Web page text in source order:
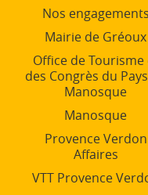
Nos engagements
Mairie de Gréoux
Office de Tourisme
des Congrès du
Manosque
Manosque
Provence Verdon
Affaires
VTT Provence